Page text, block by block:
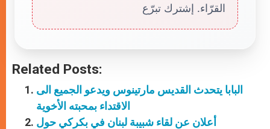
القرّاء. إشترك تبرّع
Related Posts:
البابا يتحدث القديس مارتينوس ويدعو الجميع الى
الاقتداء بمحبته الأخوية
أعلان عن لقاء شبيبة لبنان في بكركي حول